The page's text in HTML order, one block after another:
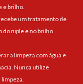
e brilho.
um tratamento de
do niple e no brilho
a limpeza com água e
Nunca utilize